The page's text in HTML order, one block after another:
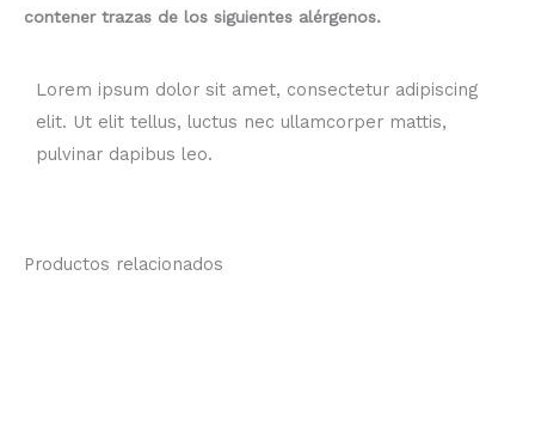
contener trazas de los siguientes alérgenos.
Lorem ipsum dolor sit amet, consectetur adipiscing
elit. Ut elit tellus, luctus nec ullamcorper mattis,
pulvinar dapibus leo.
Productos relacionados